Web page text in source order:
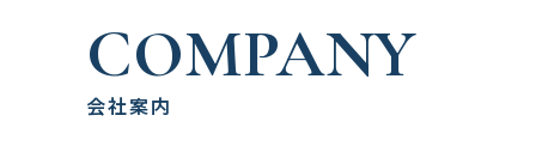
COMPANY
会社案内